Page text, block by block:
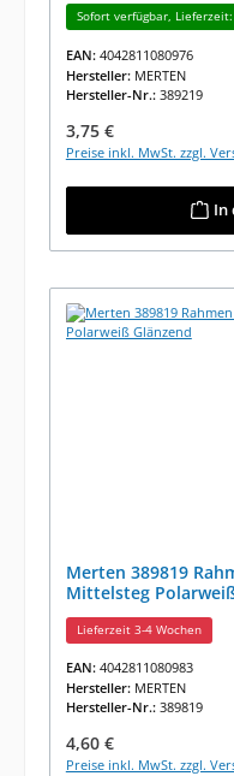
Sofort verfügbar, Lieferzeit:
EAN: 4042811080976
Hersteller: MERTEN
Hersteller-Nr.: 389219
Regulärer Preis:
3,75 €
Preise inkl. MwSt. zzgl.
In
Merten 389819
Mittelsteg
Lieferzeit 3-4 Wochen
EAN: 4042811080983
Hersteller: MERTEN
Hersteller-Nr.: 389819
Regulärer Preis:
4,60 €
Preise inkl. MwSt. zzgl.